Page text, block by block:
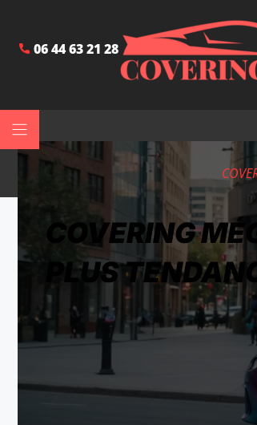
06 44 63 21 28
COVERING
PLUS